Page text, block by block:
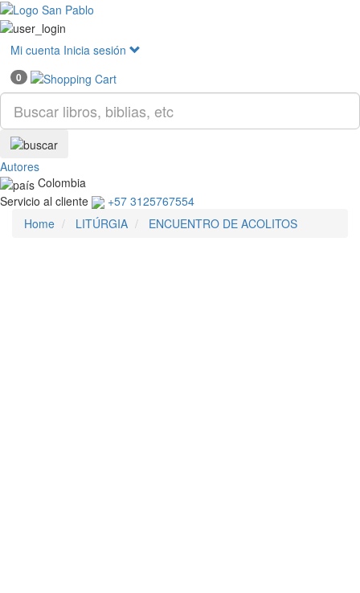
Mi cuenta Inicia sesión
0
Autores
Colombia
Servicio al cliente
+57 3125767554
Home
LITÚRGIA ENCUENTRO DE ACOLITOS